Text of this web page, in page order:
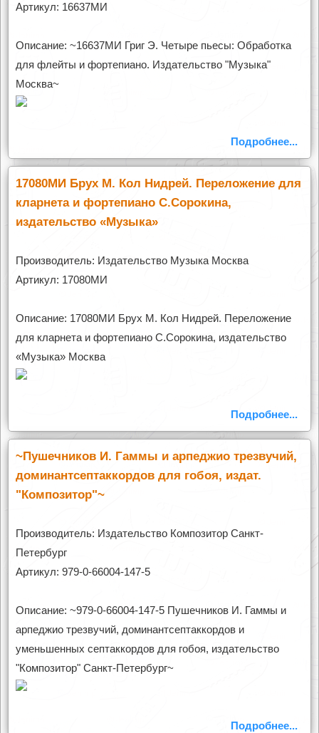
Артикул: 16637МИ
Описание: ~16637МИ Григ Э. Четыре пьесы: Обработка
для флейты и фортепиано. Издательство "Музыка"
Москва~
Подробнее...
17080МИ Брух М. Кол Нидрей. Переложение для
кларнета и фортепиано С.Сорокина,
издательство «Музыка»
Производитель: Издательство Музыка Москва
Артикул: 17080МИ
Описание: 17080МИ Брух М. Кол Нидрей. Переложение
для кларнета и фортепиано С.Сорокина, издательство
«Музыка» Москва
Подробнее...
~Пушечников И. Гаммы и арпеджио трезвучий,
доминантсептаккордов для гобоя, издат.
"Композитор"~
Производитель: Издательство Композитор Санкт-
Петербург
Артикул: 979-0-66004-147-5
Описание: ~979-0-66004-147-5 Пушечников И. Гаммы и
арпеджио трезвучий, доминантсептаккордов и
уменьшенных септаккордов для гобоя, издательство
"Композитор" Санкт-Петербург~
Подробнее...